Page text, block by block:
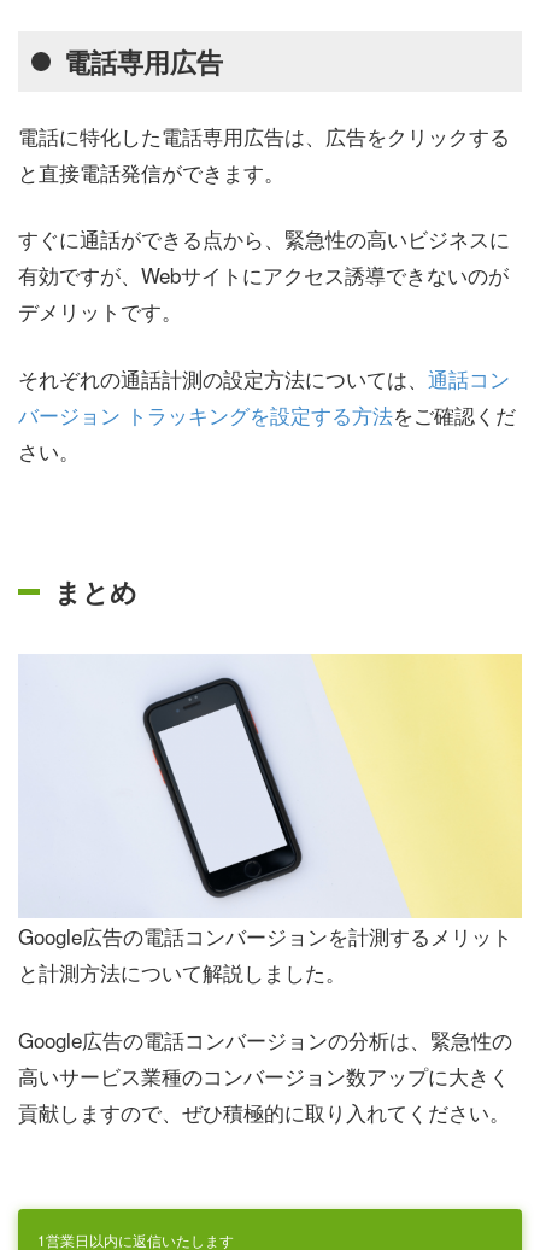
電話専用広告
電話に特化した電話専用広告は、広告をクリックする
と直接電話発信ができます。
すぐに通話ができる点から、緊急性の高いビジネスに
有効ですが、Webサイトにアクセス誘導できないのが
デメリットです。
それぞれの通話計測の設定方法については、 通話コン
バージョン トラッキングを設定する方法をご確認くだ
さい。
まとめ
Google広告の電話コンバージョンを計測するメリット
と計測方法について解説しました。
Google広告の電話コンバージョンの分析は、緊急性の
高いサービス業種のコンバージョン数アップに大きく
貢献しますので、ぜひ積極的に取り入れてください。
1営業日以内に返信いたします